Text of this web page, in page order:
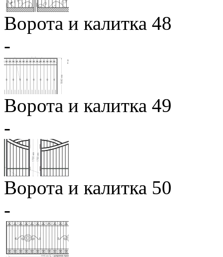
Ворота и калитка 48
-
Ворота и калитка 49
-
Ворота и калитка 50
-